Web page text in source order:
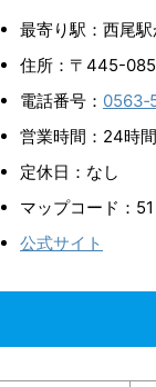
最寄り駅：西尾
住所：〒445-
電話番号：
営業時間：24時間
定休日：なし
マップコード：
公式サイト